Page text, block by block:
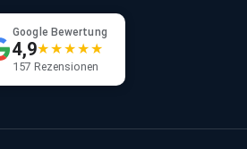
Google Bewertung
4,9★★★★★
157 Rezensionen